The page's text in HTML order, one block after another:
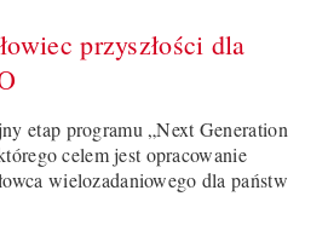
przyszłości dla
etap programu „Next Generation
celem jest opracowanie
wielozadaniowego dla państw